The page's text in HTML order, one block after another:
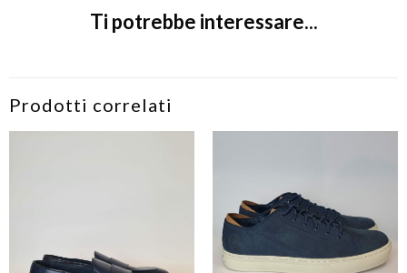
Ti potrebbe interessare...
Prodotti correlati